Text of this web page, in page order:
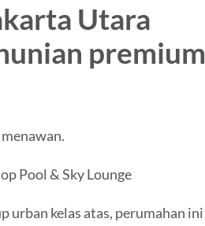
Utara
premium
Pool & Sky Lounge
urban kelas atas, perumahan ini